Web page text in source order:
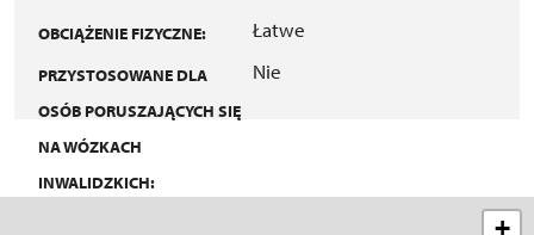
OBCIĄŻENIE FIZYCZNE: Łatwe
PRZYSTOSOWANE DLA
OSÓB PORUSZAJĄCYCH SIĘ
NA WÓZKACH
INWALIDZKICH:
Nie
+